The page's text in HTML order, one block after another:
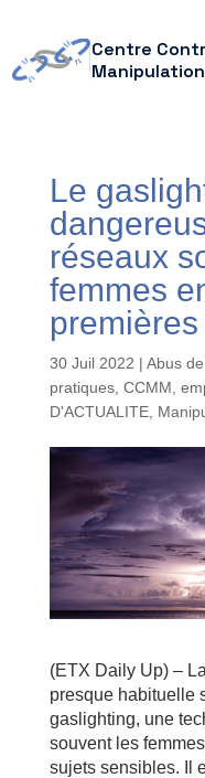
Centre
Le
réseaux
femmes
30 Juil 2022 | Abus
pratiques, CCMM
D'ACTUALITE,
(ETX Daily Up) –
presque habituelle
gaslighting, une
souvent les
sujets sensibles. Il